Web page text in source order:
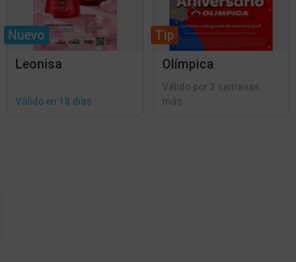
Nuevo
Leonisa
Válido en 18 días
Tip
Olímpica
Válido por 2 semanas
más